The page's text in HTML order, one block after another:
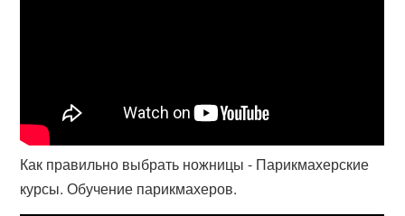
Как правильно выбрать ножницы - Парикмахерские
курсы. Обучение парикмахеров.